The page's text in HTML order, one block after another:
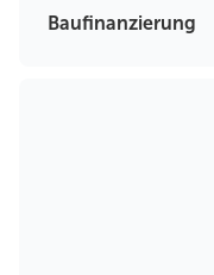
Baufinanzierung